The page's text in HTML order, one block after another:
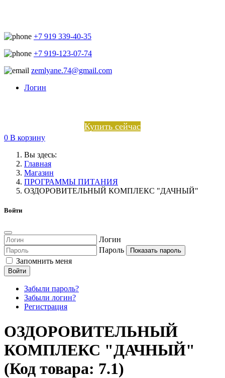
+7 919 339-40-35
+7 919-123-07-74
zemlyane.74@gmail.com
Логин
Купить сейчас
0 В корзину
Вы здесь:
Главная
Магазин
ПРОГРАММЫ ПИТАНИЯ
ОЗДОРОВИТЕЛЬНЫЙ КОМПЛЕКС "ДАЧНЫЙ"
Войти
Логин
Пароль
Показать пароль
Запомнить меня
Войти
Забыли пароль?
Забыли логин?
Регистрация
ОЗДОРОВИТЕЛЬНЫЙ
КОМПЛЕКС "ДАЧНЫЙ"
(Код товара: 7.1)